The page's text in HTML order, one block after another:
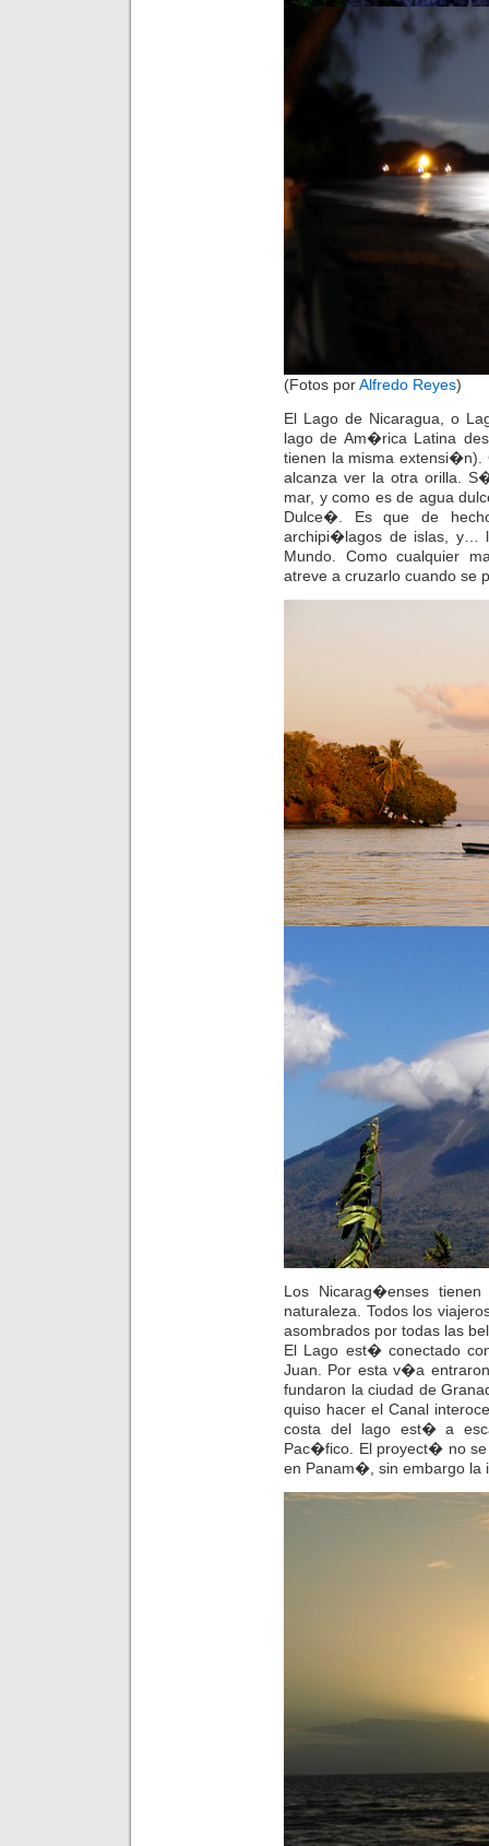
(Fotos porAlfredo Reyes)
El Lago de Nicaragua, o
lago de Am�rica Latina
tienen la misma extensi�n).
alcanza ver la otra orilla.
mar, y como es de agua
Dulce�. Es que de
archipi�lagos de islas, y…
Mundo. Como cualquier
atreve a cruzarlo cuando se
Los Nicarag�enses
naturaleza. Todos los
asombrados por todas las
El Lago est� conectado
Juan. Por esta v�a
fundaron la ciudad de
quiso hacer el Canal
costa del lago est� a
Pac�fico. El proyect� no
en Panam�, sin embargo la